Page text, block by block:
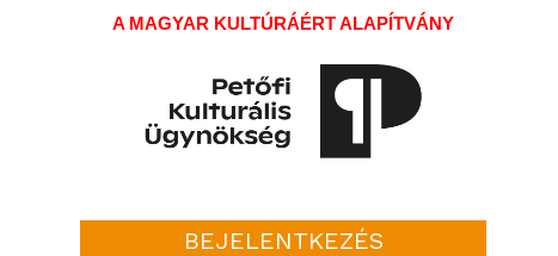
A MAGYAR KULTÚRÁÉRT ALAPÍTVÁNY
BEJELENTKEZÉS